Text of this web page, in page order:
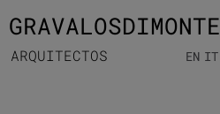
GRAVALOSDIMONTE
ARQUITECTOS EN IT